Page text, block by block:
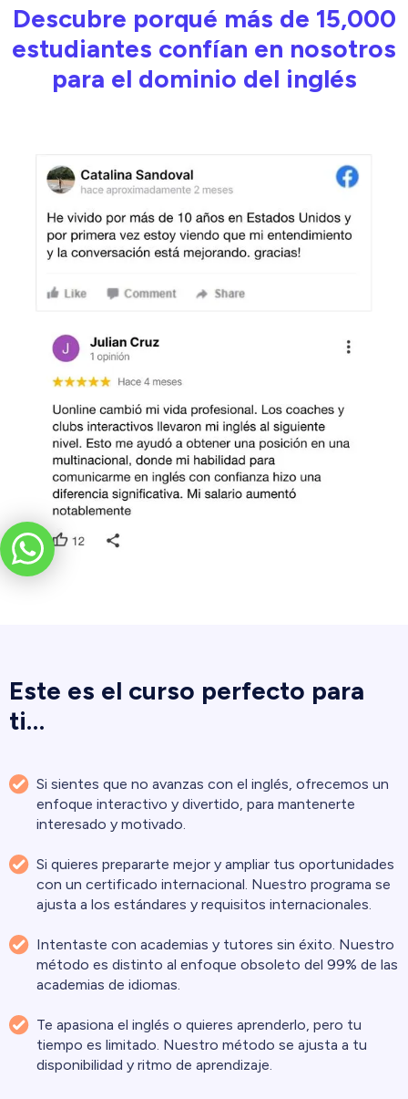
Descubre porqué más de 15,000
estudiantes confían en nosotros
para el dominio del inglés
Este es el curso perfecto para
ti…
Si sientes que no avanzas con el inglés, ofrecemos un
enfoque interactivo y divertido, para mantenerte
interesado y motivado.
Si quieres prepararte mejor y ampliar tus oportunidades
con un certificado internacional. Nuestro programa se
ajusta a los estándares y requisitos internacionales.
Intentaste con academias y tutores sin éxito. Nuestro
método es distinto al enfoque obsoleto del 99% de las
academias de idiomas.
Te apasiona el inglés o quieres aprenderlo, pero tu
tiempo es limitado. Nuestro método se ajusta a tu
disponibilidad y ritmo de aprendizaje.